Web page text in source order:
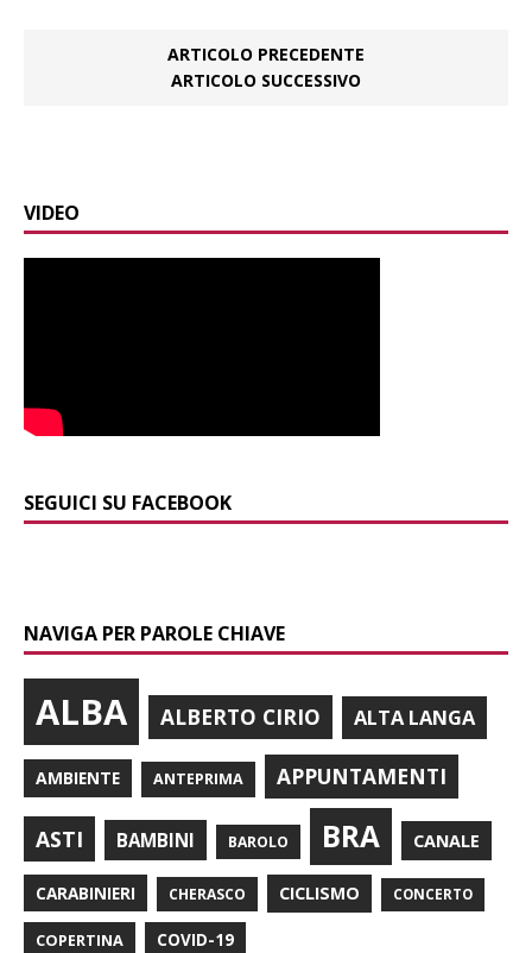
ARTICOLO PRECEDENTE
ARTICOLO SUCCESSIVO
VIDEO
SEGUICI SU FACEBOOK
NAVIGA PER PAROLE CHIAVE
ALBA ALBERTO CIRIO ALTA LANGA
AMBIENTE ANTEPRIMA APPUNTAMENTI
ASTI BAMBINI BAROLO BRA CANALE
CARABINIERI CHERASCO CICLISMO CONCERTO
COPERTINA COVID-19